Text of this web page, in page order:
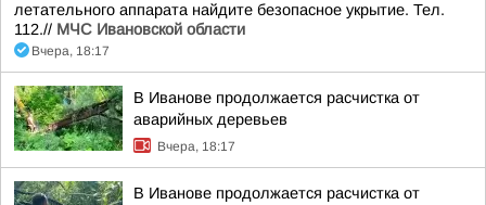
летательного аппарата найдите безопасное укрытие. Тел.
112.// МЧС Ивановской области
Вчера, 18:17
В Иванове продолжается расчистка от
аварийных деревьев
Вчера, 18:17
В Иванове продолжается расчистка от